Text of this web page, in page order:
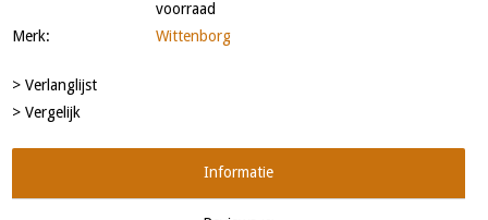
voorraad
Merk:
Wittenborg
> Verlanglijst
> Vergelijk
Informatie